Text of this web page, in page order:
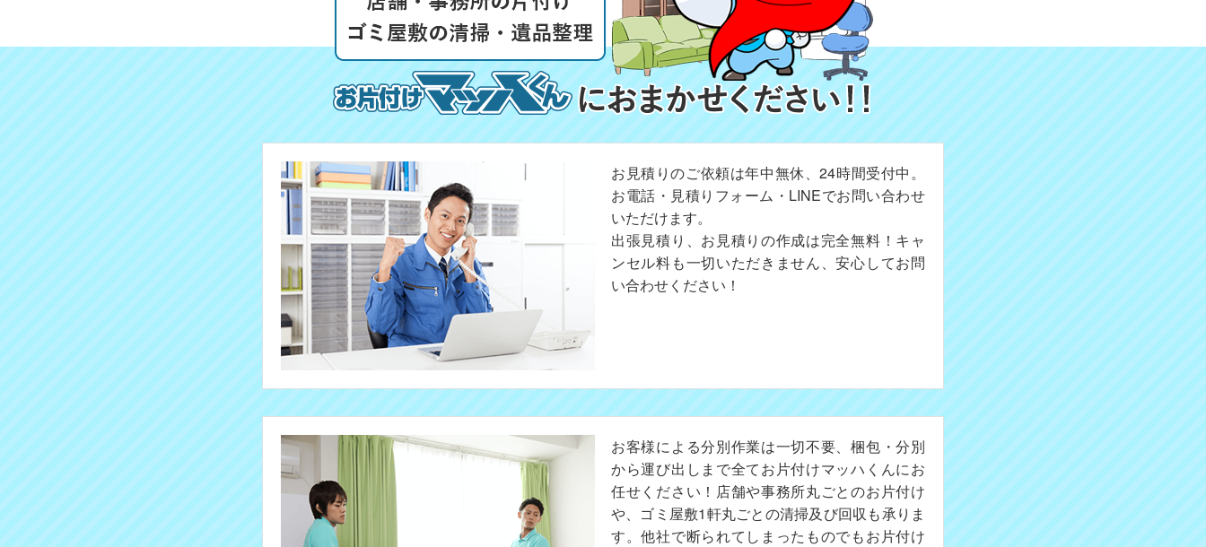
お見積りのご依頼は年中無休、24時間受付中。
お電話・見積りフォーム・LINEでお問い合わせ
いただけます。
出張見積り、お見積りの作成は完全無料！キャ
ンセル料も一切いただきません、安心してお問
い合わせください！
お客様による分別作業は一切不要、梱包・分別
から運び出しまで全てお片付けマッハくんにお
任せください！店舗や事務所丸ごとのお片付け
や、ゴミ屋敷1軒丸ごとの清掃及び回収も承りま
す。他社で断られてしまったものでもお片付け